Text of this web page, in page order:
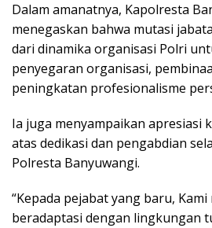
Dalam amanatnya, Kapolresta
menegaskan bahwa mutasi
dari dinamika organisasi Polri
penyegaran organisasi,
peningkatan profesionalisme
Ia juga menyampaikan apresiasi
atas dedikasi dan pengabdian
Polresta Banyuwangi.
“Kepada pejabat yang baru,
beradaptasi dengan lingkungan